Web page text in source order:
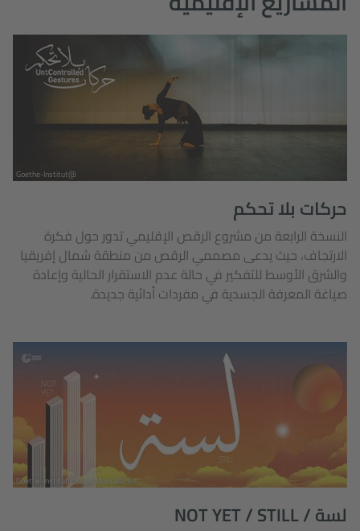
@Goethe-Institut
حركات بلا تحكم
النسخة الرابعة من مشروع الرقص الإقليمي تدور حول فكرة
الارتجاف، حيث يدعى مصممي الرقص من منطقة شمال إفريقيا
والشرق الأوسط للتفكير في حالة عدم الاستقرار الحالية وإعادة
صياغة المعرفة الجسدية في مفردات أدائية جديدة.
© Goethe-Institut / Sarah Mossallam
لسة / NOT YET / STILL